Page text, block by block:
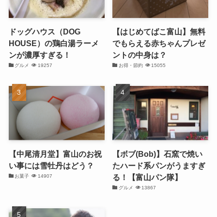
ドッグハウス（DOG
HOUSE）の鶏白湯ラーメ
ンが濃厚すぎる！
グルメ 19257
【はじめてばこ富山】無料
でもらえる赤ちゃんプレゼ
ントの中身は？
お得・節約 15055
【中尾清月堂】富山のお祝
い事には雪牡丹はどう？
お菓子 14907
【ボブ(Bob)】石窯で焼い
たハード系パンがうますぎ
る！【富山パン隊】
グルメ 13867